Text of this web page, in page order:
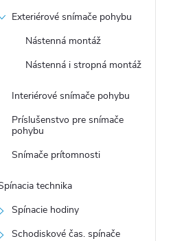
Exteriérové snímače pohybu
Nástenná montáž
Nástenná i stropná montáž
Interiérové snímače pohybu
Príslušenstvo pre snímače
pohybu
Snímače prítomnosti
technika
Spínacie hodiny
Schodiskové čas. spínače